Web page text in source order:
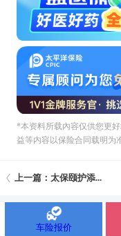
*本资料所载內容仅供您更
益等内容以保险合同载明为
上一篇：太保颐护添...
车险报价